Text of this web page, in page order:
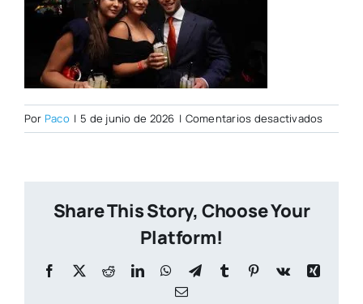
Por Paco | 5 de junio de 2026 | Comentarios desactivadosen
Share This Story, Choose Your
Platform!
Facebook
X RedditLinkedInWhatsApp
TelegramTumblr Pinterest
Vk
Xing
Correo